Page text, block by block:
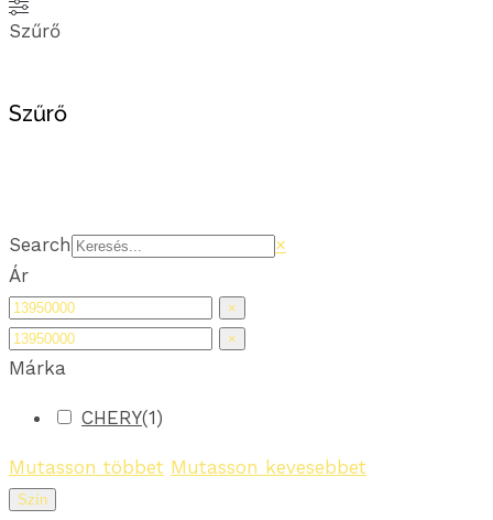
Szűrő
Szűrő
Search
×
Ár
×
×
Márka
CHERY(1)
Mutasson többet Mutasson kevesebbet
Szín